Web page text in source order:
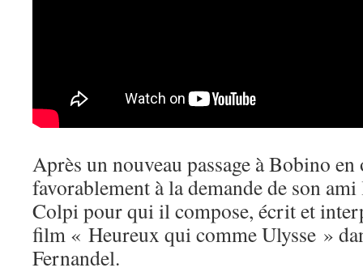
Après un nouveau passage à Bobino
favorablement à la demande de son
Colpi pour qui il compose, écrit et
film « Heureux qui comme Ulysse »
Fernandel.